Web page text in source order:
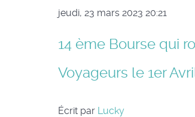
jeudi, 23 mars 2023 20:21
14 ème Bourse qui
Voyageurs le 1er
Écrit par Lucky